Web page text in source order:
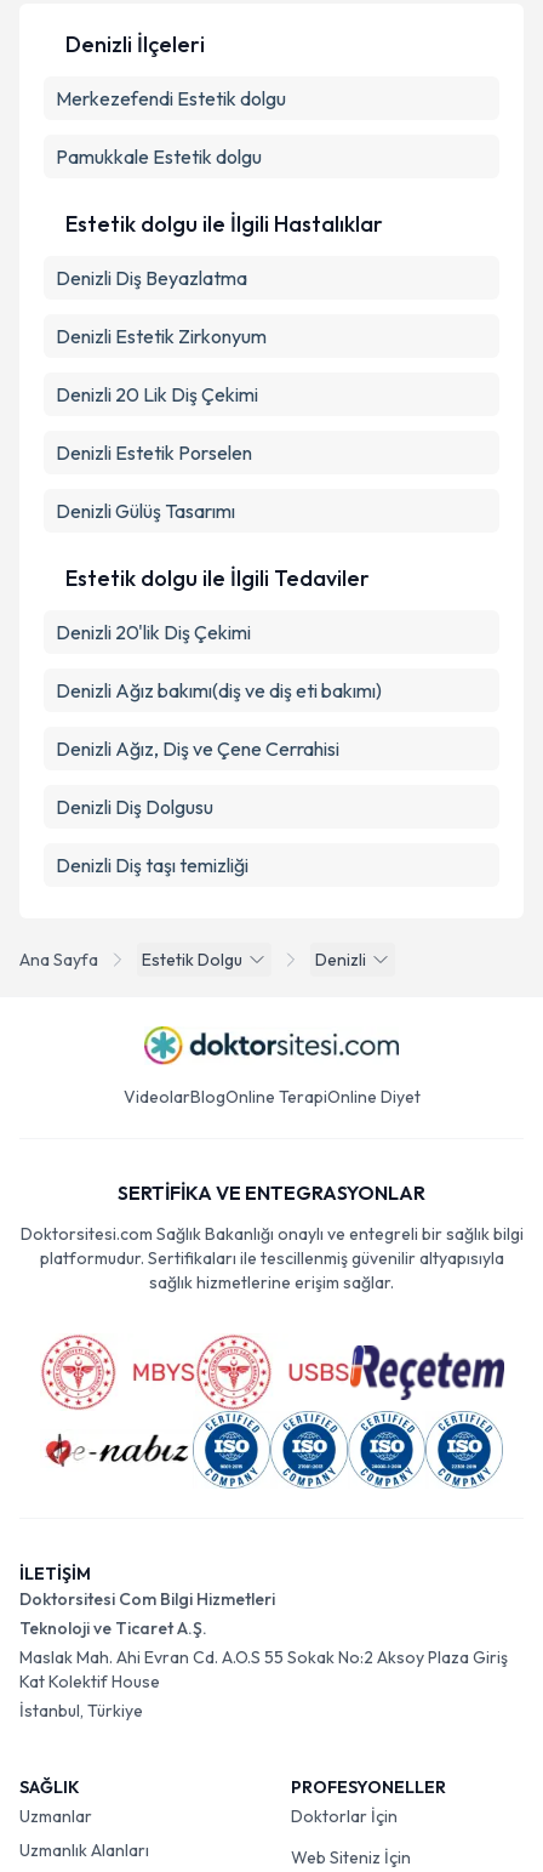
Metni'ni okudum ve kişisel verilerimin belirtilen
Ana Sayfa Estetik Dolgu Denizli
Denizli İlçeleri
Merkezefendi Estetik dolgu
Pamukkale Estetik dolgu
Estetik dolgu ile İlgili Hastalıklar
Denizli Diş Beyazlatma
Denizli Estetik Zirkonyum
Denizli 20 Lik Diş Çekimi
Denizli Estetik Porselen
Denizli Gülüş Tasarımı
Estetik dolgu ile İlgili Tedaviler
Denizli 20'lik Diş Çekimi
Denizli Ağız bakımı(diş ve diş eti bakımı)
Denizli Ağız, Diş ve Çene Cerrahisi
Denizli Diş Dolgusu
Denizli Diş taşı temizliği
VideolarBlogOnline TerapiOnline Diyet
SERTİFİKA VE ENTEGRASYONLAR
Doktorsitesi.com Sağlık Bakanlığı onaylı ve entegreli bir sağlık bilgi
platformudur. Sertifikaları ile tescillenmiş güvenilir altyapısıyla
sağlık hizmetlerine erişim sağlar.
İLETİŞİM
Doktorsitesi Com Bilgi Hizmetleri
Teknoloji ve Ticaret A.Ş.
Maslak Mah. Ahi Evran Cd. A.O.S 55 Sokak No:2 Aksoy Plaza Giriş
Kat Kolektif House
İstanbul, Türkiye
SAĞLIK
Uzmanlar
Uzmanlık Alanları
PROFESYONELLER
Doktorlar İçin
Web Siteniz İçin